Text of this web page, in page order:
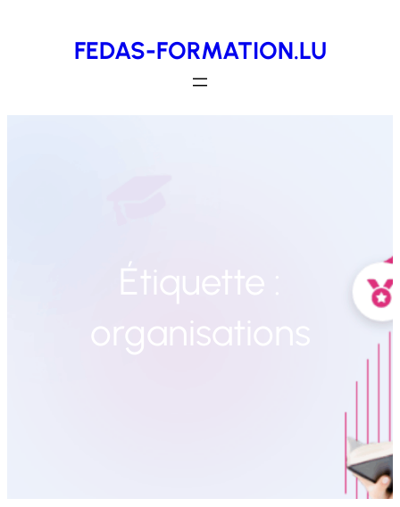
FEDAS-FORMATION.LU
Étiquette :
organisations